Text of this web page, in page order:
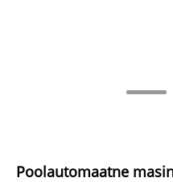
Poolautomaatne